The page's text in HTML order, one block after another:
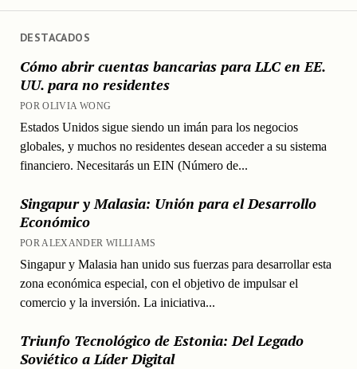
DESTACADOS
Cómo abrir cuentas bancarias para LLC en EE.
UU. para no residentes
POR OLIVIA WONG
Estados Unidos sigue siendo un imán para los negocios
globales, y muchos no residentes desean acceder a su sistema
financiero. Necesitarás un EIN (Número de...
Singapur y Malasia: Unión para el Desarrollo
Económico
POR ALEXANDER WILLIAMS
Singapur y Malasia han unido sus fuerzas para desarrollar esta
zona económica especial, con el objetivo de impulsar el
comercio y la inversión. La iniciativa...
Triunfo Tecnológico de Estonia: Del Legado
Soviético a Líder Digital